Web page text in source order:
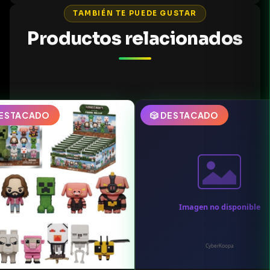
TAMBIÉN TE PUEDE GUSTAR
Productos relacionados
🎲 DESTACADO